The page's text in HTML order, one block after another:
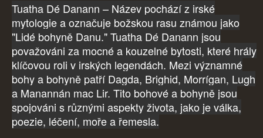
Tuatha Dé Danann – Název pochází z irské
mytologie a označuje božskou rasu známou jako
"Lidé bohyně Danu." Tuatha Dé Danann jsou
považováni za mocné a kouzelné bytosti, které hrály
klíčovou roli v irských legendách. Mezi významné
bohy a bohyně patří Dagda, Brighid, Morrígan, Lugh
a Manannán mac Lir. Tito bohové a bohyně jsou
spojováni s různými aspekty života, jako je válka,
poezie, léčení, moře a řemesla.